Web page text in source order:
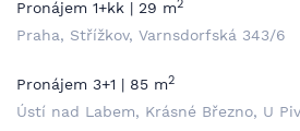
Pronájem 1+kk | 29 m2
Praha, Střížkov, Varnsdorfská 343/6
Pronájem 3+1 | 85 m2
Ústí nad Labem, Krásné Březno, U